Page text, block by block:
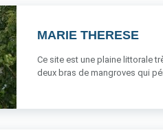
MARIE THERESE
Ce site est une plaine littorale
deux bras de mangroves qui